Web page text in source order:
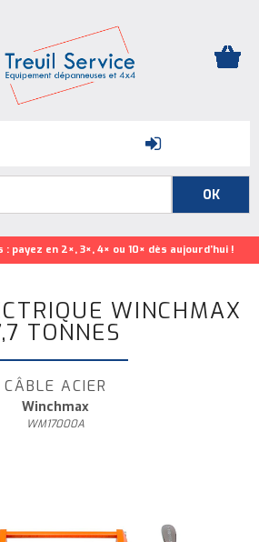
payez en 2×, 3×, 4× ou 10× dès aujourd’hui !
WINCHMAX
TONNES
CÂBLE ACIER
Winchmax
WM17000A